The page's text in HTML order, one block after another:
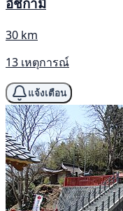
30 km
13 เหตุการณ์
แจ้งเตือน